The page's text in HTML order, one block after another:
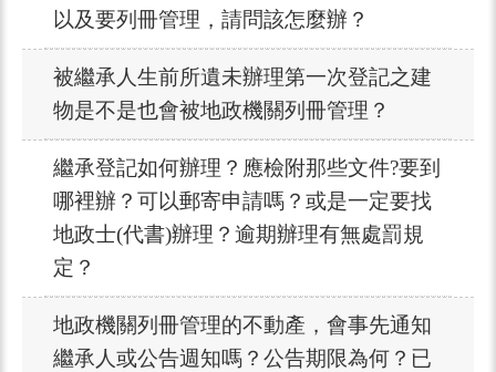
以及要列冊管理，請問該怎麼辦？
被繼承人生前所遺未辦理第一次登記之建
物是不是也會被地政機關列冊管理？
繼承登記如何辦理？應檢附那些文件?要到
哪裡辦？可以郵寄申請嗎？或是一定要找
地政士(代書)辦理？逾期辦理有無處罰規
定？
地政機關列冊管理的不動產，會事先通知
繼承人或公告週知嗎？公告期限為何？已